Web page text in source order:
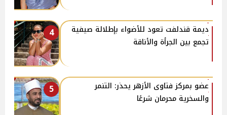
4
ديمة قندلفت تعود للأضواء بإطلالة صيفية
تجمع بين الجرأة والأناقة
5
عضو بمركز فتاوى الأزهر يحذر: التنمر
والسخرية محرمان شرعًا